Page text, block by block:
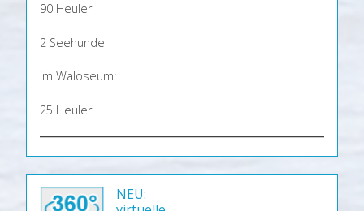
90 Heuler
2 Seehunde
im Waloseum:
25 Heuler
NEU: